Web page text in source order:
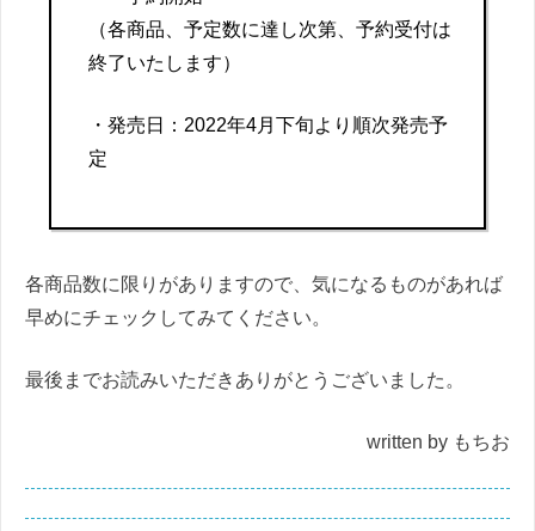
（各商品、予定数に達し次第、予約受付は
終了いたします）
・発売日：2022年4月下旬より順次発売予
定
各商品数に限りがありますので、気になるものがあれば
早めにチェックしてみてください。
最後までお読みいただきありがとうございました。
written by もちお